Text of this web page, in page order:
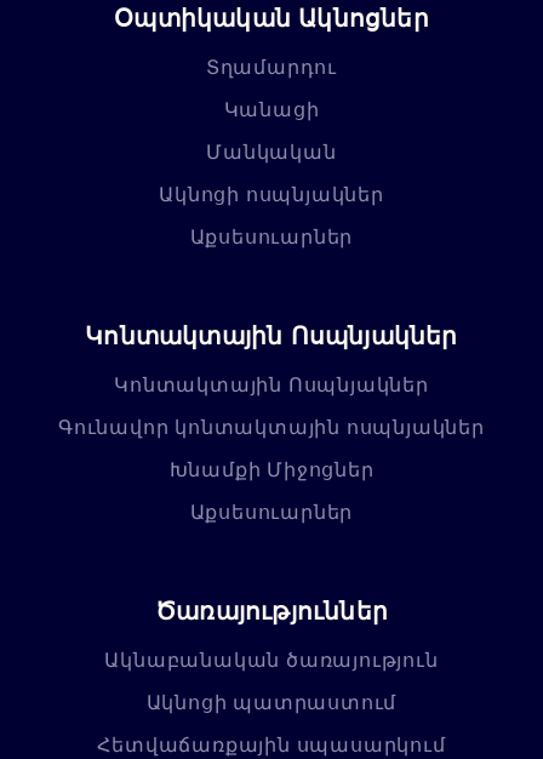
Օպտիկական Ակնոցներ
Տղամարդու
Կանացի
Մանկական
Ակնոցի ոսպնյակներ
Աքսեսուարներ
Կոնտակտային Ոսպնյակներ
Կոնտակտային Ոսպնյակներ
Գունավոր կոնտակտային ոսպնյակներ
Խնամքի Միջոցներ
Աքսեսուարներ
Ծառայություններ
Ակնաբանական ծառայություն
Ակնոցի պատրաստում
Հետվաճառքային սպասարկում